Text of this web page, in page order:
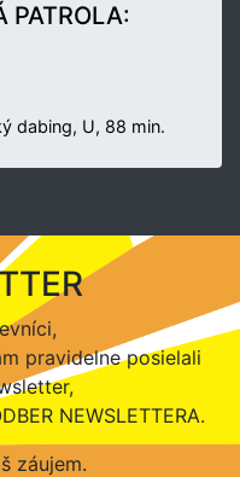
PATROLA:
dabing, U, 88 min.
pravidelne posielali
NEWSLETTERA.
záujem.